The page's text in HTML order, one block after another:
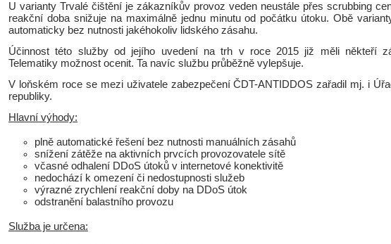
U varianty Trvalé čištění je zákazníkův provoz veden neustále přes scrubbing
reakční doba snižuje na maximálně jednu minutu od počátku útoku. Obě
automaticky bez nutnosti jakéhokoliv lidského zásahu.
Účinnost této služby od jejího uvedení na trh v roce 2015 již měli někteří
Telematiky možnost ocenit. Ta navíc službu průběžně vylepšuje.
V loňském roce se mezi uživatele zabezpečení ČDT-ANTIDDOS zařadil mj. i
republiky.
Hlavní výhody:
plně automatické řešení bez nutnosti manuálních zásahů
snížení zátěže na aktivních prvcích provozovatele sítě
včasné odhalení DDoS útoků v internetové konektivitě
nedochází k omezení či nedostupnosti služeb
výrazné zrychlení reakční doby na DDoS útok
odstranění balastního provozu
Služba je určena: